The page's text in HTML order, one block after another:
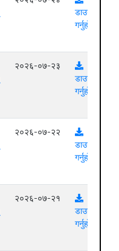
डाउनलोड
गर्नुहोस्
२०२६-०७-२३
डाउनलोड
गर्नुहोस्
२०२६-०७-२२
डाउनलोड
गर्नुहोस्
२०२६-०७-२१
डाउनलोड
गर्नुहोस्